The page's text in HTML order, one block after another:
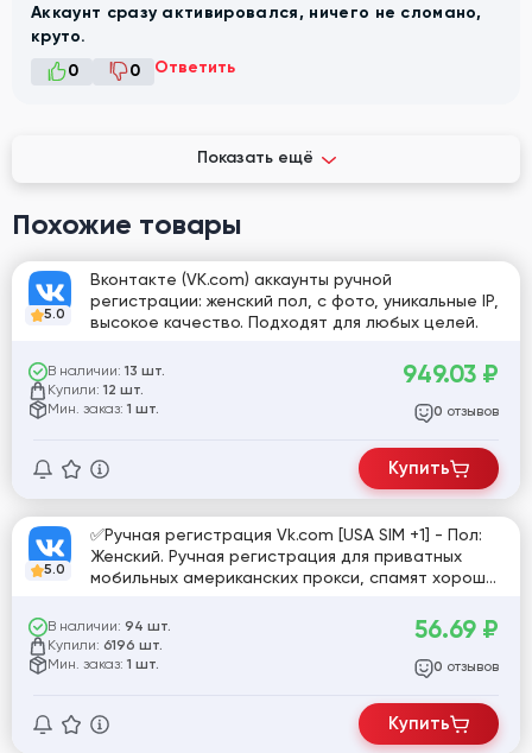
Аккаунт сразу активировался, ничего не сломано,
круто.
0
0 Ответить
Показать ещё
Похожие товары
5.0
Вконтакте (VK.com) аккаунты ручной
регистрации: женский пол, с фото, уникальные IP,
высокое качество. Подходят для любых целей.
В наличии: 13 шт.
Купили: 12 шт.
Мин. заказ: 1 шт.
949.03 ₽
0 отзывов
Купить
5.0
✅Ручная регистрация Vk.com [USA SIM +1] - Пол:
Женский. Ручная регистрация для приватных
мобильных американских прокси, спамят хорошо,
В наличии: 94 шт.
Купили: 6196 шт.
Мин. заказ: 1 шт.
56.69 ₽
0 отзывов
Купить